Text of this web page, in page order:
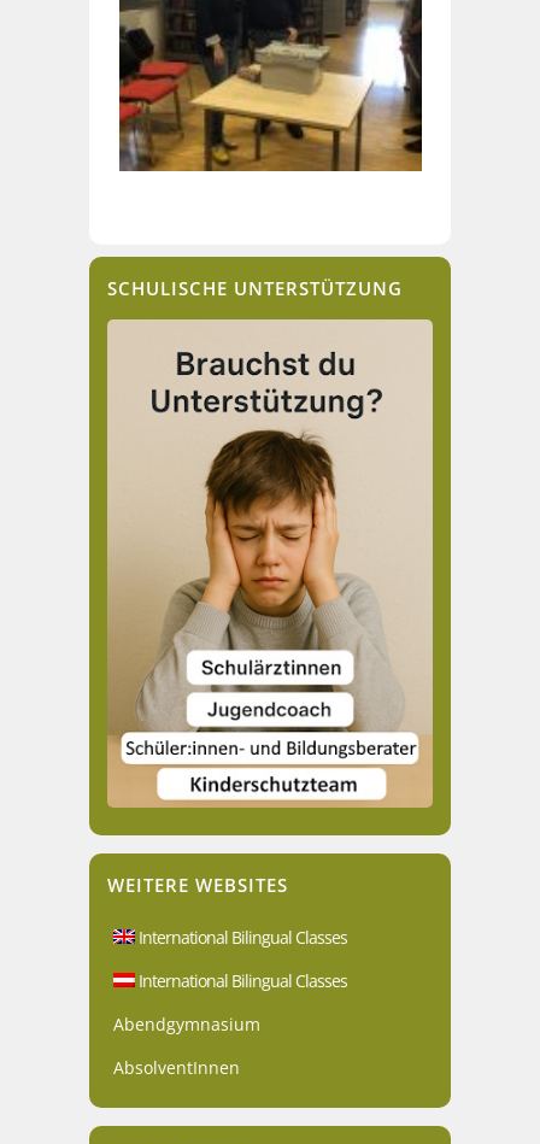
SCHULISCHE UNTERSTÜTZUNG
WEITERE WEBSITES
International Bilingual Classes
International Bilingual Classes
Abendgymnasium
AbsolventInnen